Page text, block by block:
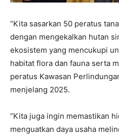
“Kita sasarkan 50 peratus
dengan mengekalkan hutan
ekosistem yang mencukupi
habitat flora dan fauna serta
peratus Kawasan
menjelang 2025.
“Kita juga ingin memastikan
menguatkan daya usaha